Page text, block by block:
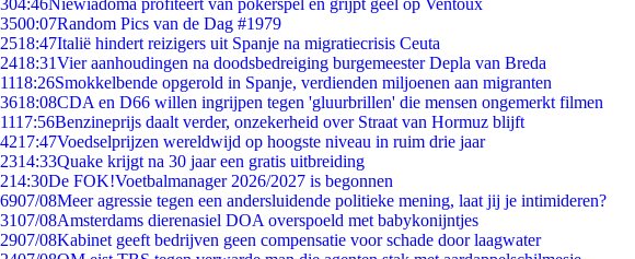
304:46Niewiadoma profiteert van pokerspel en grijpt geel op Ventoux
3500:07Random Pics van de Dag #1979
2518:47Italië hindert reizigers uit Spanje na migratiecrisis Ceuta
2418:31Vier aanhoudingen na doodsbedreiging burgemeester Depla van Breda
1118:26Smokkelbende opgerold in Spanje, verdienden miljoenen aan migranten
3618:08CDA en D66 willen ingrijpen tegen 'gluurbrillen' die mensen ongemerkt filmen
1117:56Benzineprijs daalt verder, onzekerheid over Straat van Hormuz blijft
4217:47Voedselprijzen wereldwijd op hoogste niveau in ruim drie jaar
2314:33Quake krijgt na 30 jaar een gratis uitbreiding
214:30De FOK!Voetbalmanager 2026/2027 is begonnen
6907/08Meer agressie tegen een andersluidende politieke mening, laat jij je intimideren?
3107/08Amsterdams dierenasiel DOA overspoeld met babykonijntjes
2907/08Kabinet geeft bedrijven geen compensatie voor schade door laagwater